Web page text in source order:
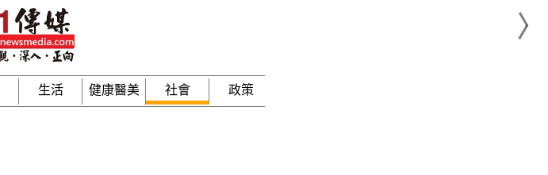
生活 健康醫美 社會 政策